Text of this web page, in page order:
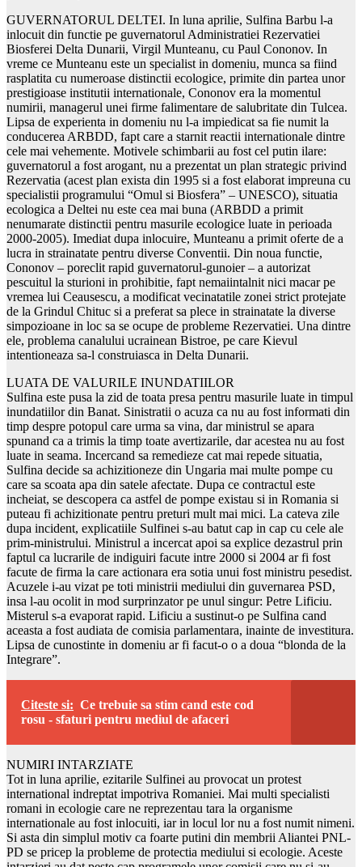
GUVERNATORUL DELTEI. In luna aprilie, Sulfina Barbu l-a
inlocuit din functie pe guvernatorul Administratiei Rezervatiei
Biosferei Delta Dunarii, Virgil Munteanu, cu Paul Cononov. In
vreme ce Munteanu este un specialist in domeniu, munca sa fiind
rasplatita cu numeroase distinctii ecologice, primite din partea unor
prestigioase institutii internationale, Cononov era la momentul
numirii, managerul unei firme falimentare de salubritate din Tulcea.
Lipsa de experienta in domeniu nu l-a impiedicat sa fie numit la
conducerea ARBDD, fapt care a starnit reactii internationale dintre
cele mai vehemente. Motivele schimbarii au fost cel putin ilare:
guvernatorul a fost arogant, nu a prezentat un plan strategic privind
Rezervatia (acest plan exista din 1995 si a fost elaborat impreuna cu
specialistii programului “Omul si Biosfera” – UNESCO), situatia
ecologica a Deltei nu este cea mai buna (ARBDD a primit
nenumarate distinctii pentru masurile ecologice luate in perioada
2000-2005). Imediat dupa inlocuire, Munteanu a primit oferte de a
lucra in strainatate pentru diverse Conventii. Din noua functie,
Cononov – poreclit rapid guvernatorul-gunoier – a autorizat
pescuitul la sturioni in prohibitie, fapt nemaiintalnit nici macar pe
vremea lui Ceausescu, a modificat vecinatatile zonei strict protejate
de la Grindul Chituc si a preferat sa plece in strainatate la diverse
simpozioane in loc sa se ocupe de probleme Rezervatiei. Una dintre
ele, problema canalului ucrainean Bistroe, pe care Kievul
intentioneaza sa-l construiasca in Delta Dunarii.
LUATA DE VALURILE INUNDATIILOR
Sulfina este pusa la zid de toata presa pentru masurile luate in timpul
inundatiilor din Banat. Sinistratii o acuza ca nu au fost informati din
timp despre potopul care urma sa vina, dar ministrul se apara
spunand ca a trimis la timp toate avertizarile, dar acestea nu au fost
luate in seama. Incercand sa remedieze cat mai repede situatia,
Sulfina decide sa achizitioneze din Ungaria mai multe pompe cu
care sa scoata apa din satele afectate. Dupa ce contractul este
incheiat, se descopera ca astfel de pompe existau si in Romania si
puteau fi achizitionate pentru preturi mult mai mici. La cateva zile
dupa incident, explicatiile Sulfinei s-au batut cap in cap cu cele ale
prim-ministrului. Ministrul a incercat apoi sa explice dezastrul prin
faptul ca lucrarile de indiguiri facute intre 2000 si 2004 ar fi fost
facute de firma la care actionara era sotia unui fost ministru pesedist.
Acuzele i-au vizat pe toti ministrii mediului din guvernarea PSD,
insa l-au ocolit in mod surprinzator pe unul singur: Petre Lificiu.
Misterul s-a evaporat rapid. Lificiu a sustinut-o pe Sulfina cand
aceasta a fost audiata de comisia parlamentara, inainte de investitura.
Lipsa de cunostinte in domeniu ar fi facut-o o a doua “blonda de la
Integrare”.
Citeste si: Ce trebuie sa stim cand este cod
rosu - sfaturi pentru mediul de afaceri
NUMIRI INTARZIATE
Tot in luna aprilie, ezitarile Sulfinei au provocat un protest
international indreptat impotriva Romaniei. Mai multi specialisti
romani in ecologie care ne reprezentau tara la organisme
internationale au fost inlocuiti, iar in locul lor nu a fost numit nimeni.
Si asta din simplul motiv ca foarte putini din membrii Aliantei PNL-
PD se pricep la probleme de protectia mediului si ecologie. Aceste